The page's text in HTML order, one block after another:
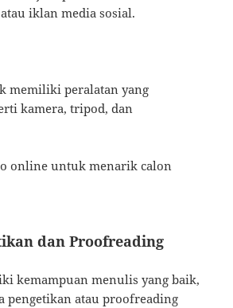
iklan media sosial.
memiliki peralatan yang
kamera, tripod, dan
online untuk menarik calon
dan Proofreading
kemampuan menulis yang baik,
pengetikan atau proofreading